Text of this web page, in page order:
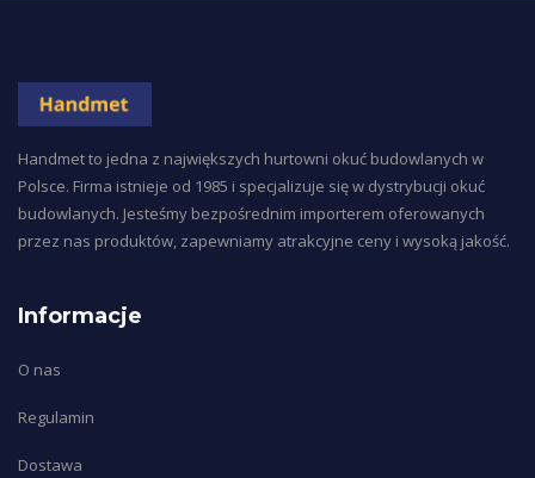
Handmet to jedna z największych hurtowni okuć budowlanych w
Polsce. Firma istnieje od 1985 i specjalizuje się w dystrybucji okuć
budowlanych. Jesteśmy bezpośrednim importerem oferowanych
przez nas produktów, zapewniamy atrakcyjne ceny i wysoką jakość.
Informacje
O nas
Regulamin
Dostawa